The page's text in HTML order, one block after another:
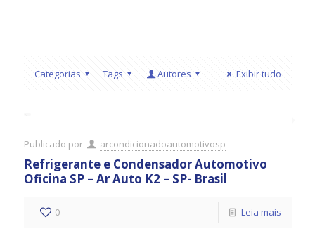
Categorias Tags Autores Exibir tudo
Publicado por arcondicionadoautomotivosp
Refrigerante e Condensador Automotivo
Oficina SP – Ar Auto K2 – SP- Brasil
0 Leia mais